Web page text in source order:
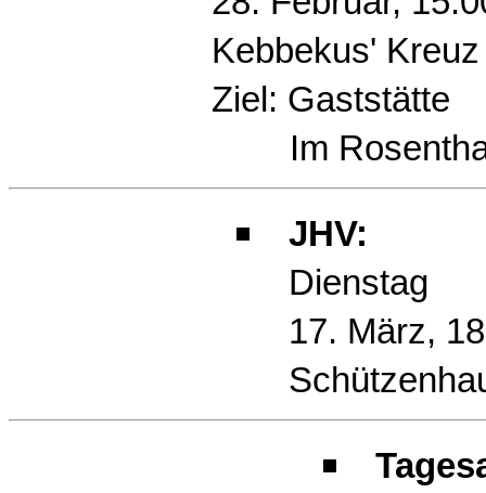
Kebbekus' Kreuz
Ziel: Gaststätte
Im
JHV:
Dienstag
17. März,